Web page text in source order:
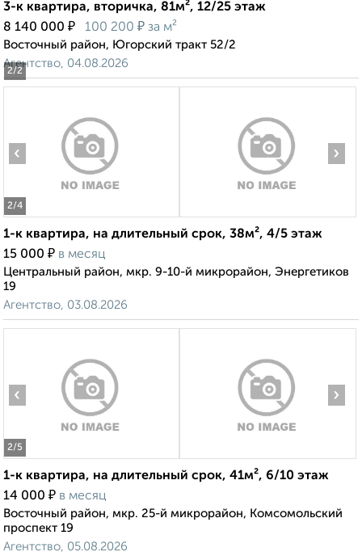
2/2
3-к квартира, вторичка, 81м², 12/25 этаж
8 140 000 ₽ 100 200 ₽ за м²
Восточный район, Югорский тракт 52/2
Агентство, 04.08.2026
2/4
‹ ›
1-к квартира, на длительный срок, 38м², 4/5 этаж
15 000 ₽ в месяц
Центральный район, мкр. 9-10-й микрорайон, Энергетиков
19
Агентство, 03.08.2026
2/5
‹ ›
1-к квартира, на длительный срок, 41м², 6/10 этаж
14 000 ₽ в месяц
Восточный район, мкр. 25-й микрорайон, Комсомольский
проспект 19
Агентство, 05.08.2026